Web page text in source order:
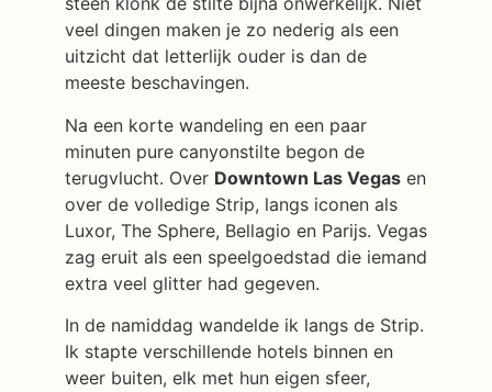
veel dingen maken je zo nederig als een
uitzicht dat letterlijk ouder is dan de
meeste beschavingen.
Na een korte wandeling en een paar
minuten pure canyonstilte begon de
terugvlucht. Over Downtown Las Vegasen
over de volledige Strip, langs iconen als
Luxor, The Sphere, Bellagio en Parijs. Vegas
zag eruit als een speelgoedstad die iemand
extra veel glitter had gegeven.
In de namiddag wandelde ik langs de Strip.
Ik stapte verschillende hotels binnen en
weer buiten, elk met hun eigen sfeer,